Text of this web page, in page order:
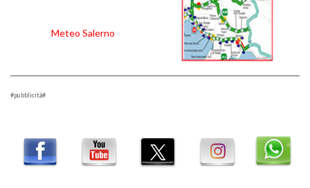
Meteo Salerno
#pubblicità#